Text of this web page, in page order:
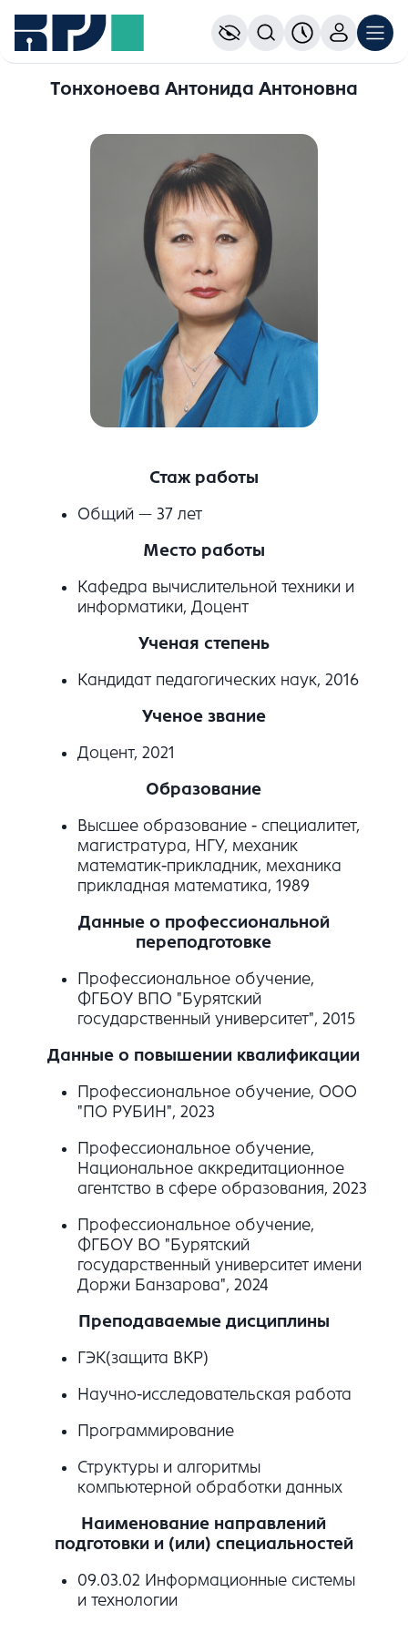
Тонхоноева Антонида Антоновна
Стаж работы
Общий — 37 лет
Место работы
Кафедра вычислительной техники и
информатики, Доцент
Ученая степень
Кандидат педагогических наук, 2016
Ученое звание
Доцент, 2021
Образование
Высшее образование - специалитет,
магистратура, НГУ, механик
математик-прикладник, механика
прикладная математика, 1989
Данные о профессиональной
переподготовке
Профессиональное обучение,
ФГБОУ ВПО "Бурятский
государственный университет", 2015
Данные о повышении квалификации
Профессиональное обучение, ООО
"ПО РУБИН", 2023
Профессиональное обучение,
Национальное аккредитационное
агентство в сфере образования, 2023
Профессиональное обучение,
ФГБОУ ВО "Бурятский
государственный университет имени
Доржи Банзарова", 2024
Преподаваемые дисциплины
ГЭК(защита ВКР)
Научно-исследовательская работа
Программирование
Структуры и алгоритмы
компьютерной обработки данных
Наименование направлений
подготовки и (или) специальностей
09.03.02 Информационные системы
и технологии